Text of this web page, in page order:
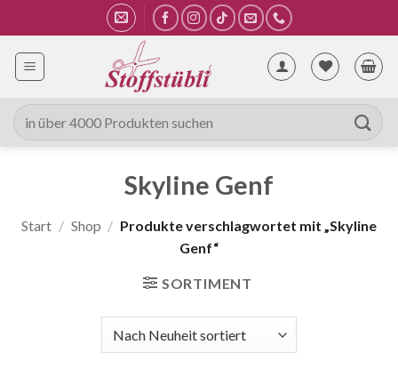
Inhalt
springen
Suche
nach:
Skyline Genf
Start / Shop / Produkte verschlagwortet mit „Skyline
Genf“
SORTIMENT